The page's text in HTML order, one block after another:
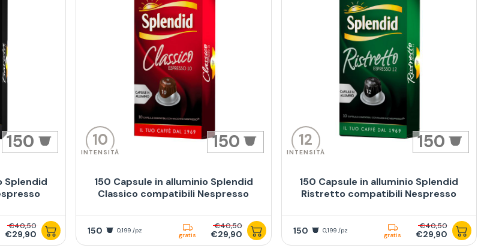
150
Splendid
€40,50
€29,90
10
INTENSITÀ 150
150 Capsule in alluminio Splendid
Classico compatibili Nespresso
150 0,199 /pz
gratis
€40,50
€29,90
12
INTENSITÀ 150
150 Capsule in alluminio Splendid
Ristretto compatibili Nespresso
150 0,199 /pz
gratis
€40,50
€29,90